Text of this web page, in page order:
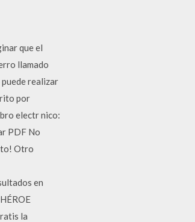
que el
llamado
puede realizar
por
electr nico:
PDF No
Otro
en
la